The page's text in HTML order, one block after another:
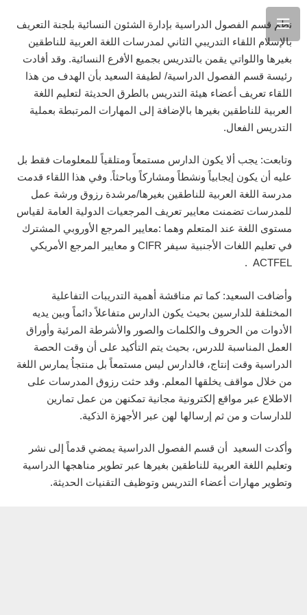
نظم قسم الفصول الدراسية بإدارة الشئون النسائية بلجنة التعريف
بالإسلام اللقاء التدريبي الثاني لمدرسات اللغة العربية للناطقين
بغيرها واللواتي يقمن بالتدريس بجميع الأفرع النسائية. وقد أفادت
رئيسة قسم الفصول الدراسية/ لطيفة السعيد بأن الهدف من هذا
اللقاء تعريف أعضاء هيئة التدريس بالطرق الحديثة لتعليم اللغة
العربية للناطقين بغيرها بالإضافة إلى المهارات المرتبطة بعملية
التدريس الفعال.
وتابعت: يجب ألا يكون الدارس مستمعاً ومتلقياً للمعلومات فقط بل
عليه أن يكون إيجابياً ونشطاً ومشاركاً وباحثاً. وفي هذا اللقاء قدمت
مدرسة اللغة العربية للناطقين بغيرها/مرشدة رزوق ورشة عمل
للمدرسات تضمنت معايير تعريف المرجعيات الدولية العامة لقياس
مستوى اللغة عند المتعلم وهما :معايير المرجع الأوروبي المشترك
في تعليم اللغات الأجنبية سيفر CIFR و معايير المرجع الأمريكي
ACTFEL .
وأضافت السعيد: كما تم مناقشة أهمية التدريبات التفاعلية
المختلفة للدارسين بحيث يكون الدارس متفاعلاً دائماً وبين يديه
الأدوات من الحروف والكلمات والصور والأشرطة المرئية وأوراق
العمل المناسبة للدرس، بحيث يتم التأكيد على أن وقت الحصة
الدراسية وقت إنتاج، فالدارس ليس مستمعاً بل منتجاُ يمارس اللغة
من خلال مواقف يخلقها المعلم. وقد حثت رزوق المدرسات على
الاطلاع عبر مواقع إلكترونية مجانية تمكنهن من عمل تمارين
للدارسات و من ثم إرسالها لهن عبر الأجهزة الذكية.
وأكدت السعيد أن قسم الفصول الدراسية يمضي قدماً إلى نشر
وتعليم اللغة العربية للناطقين بغيرها عبر تطوير مناهجها الدراسية
وتطوير مهارات أعضاء التدريس وتوظيف التقنيات الحديثة.